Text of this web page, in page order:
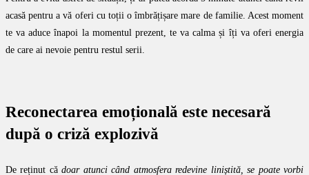
acasă pentru a vă oferi cu toții o îmbrățișare mare de familie. Acest moment
te va aduce înapoi la momentul prezent, te va calma și îți va oferi energia
de care ai nevoie pentru restul serii.
Reconectarea emoțională este necesară
după o criză explozivă
De reținut cădoar atunci când atmosfera redevine liniștită, se poate vorbi